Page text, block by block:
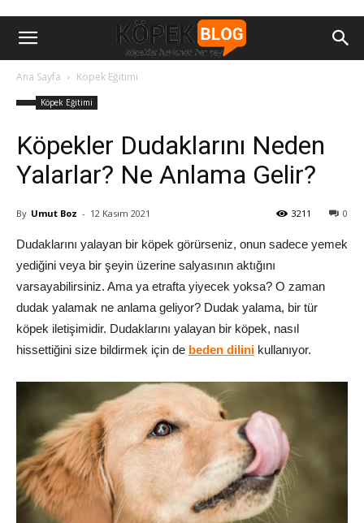
Ana Sayfa Köpek Eğitimi
Köpek Eğitimi
Köpekler Dudaklarını Neden
Yalarlar? Ne Anlama Gelir?
By Umut Boz - 12 Kasım 2021 0
3211
Dudaklarını yalayan bir köpek görürseniz, onun sadece yemek
yediğini veya bir şeyin üzerine salyasının aktığını
varsayabilirsiniz. Ama ya etrafta yiyecek yoksa? O zaman
dudak yalamak ne anlama geliyor? Dudak yalama, bir tür
köpek iletişimidir. Dudaklarını yalayan bir köpek, nasıl
hissettiğini size bildirmek için de beden dilini kullanıyor.